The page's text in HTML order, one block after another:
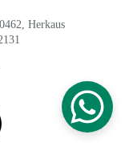
Herkaus